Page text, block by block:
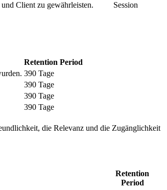
Client zu gewährleisten.
Session
Retention Period
390 Tage
390 Tage
390 Tage
390 Tage
die Relevanz und die Zugänglichkeit
Retention
Period